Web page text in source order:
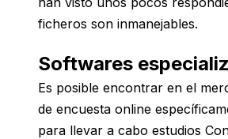
ficheros son inmanejables.
Softwares
Es posible encontrar en el
de encuesta online
para llevar a cabo estudios